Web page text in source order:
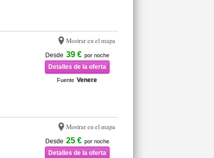
Mostrar en el mapa
Desde 39 € por noche
Detalles de la oferta
Fuente Venere
Mostrar en el mapa
Desde 25 € por noche
Detalles de la oferta